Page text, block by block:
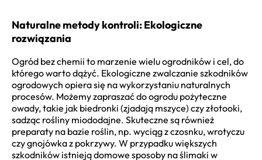
Naturalne metody kontroli: Ekologiczne
rozwiązania
Ogród bez chemii to marzenie wielu ogrodników i cel, do
którego warto dążyć. Ekologiczne zwalczanie szkodników
ogrodowych opiera się na wykorzystaniu naturalnych
procesów. Możemy zapraszać do ogrodu pożyteczne
owady, takie jak biedronki (zjadają mszyce) czy złotooki,
sadząc rośliny miododajne. Skuteczne są również
preparaty na bazie roślin, np. wyciąg z czosnku, wrotyczu
czy gnojówka z pokrzywy. W przypadku większych
szkodników istnieją domowe sposoby na ślimaki w